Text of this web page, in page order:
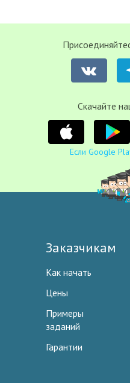
Cкачайте
Если Google
Заказчикам
Как начать
Цены
Примеры
заданий
Гарантии